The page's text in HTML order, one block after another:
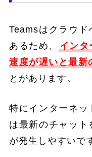
Teamsはクラウ
あるため、
インタ
速度が遅いと最新
とがあります。
特にインターネッ
は最新のチャット
が発生しやすいで